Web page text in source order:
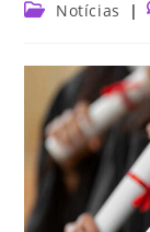
Post Notícias